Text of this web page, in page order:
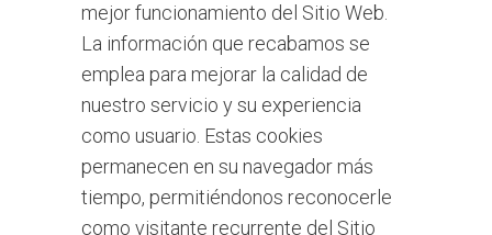
mejor funcionamiento del Sitio Web.
La información que recabamos se
emplea para mejorar la calidad de
nuestro servicio y su experiencia
como usuario. Estas cookies
permanecen en su navegador más
tiempo, permitiéndonos reconocerle
como visitante recurrente del Sitio